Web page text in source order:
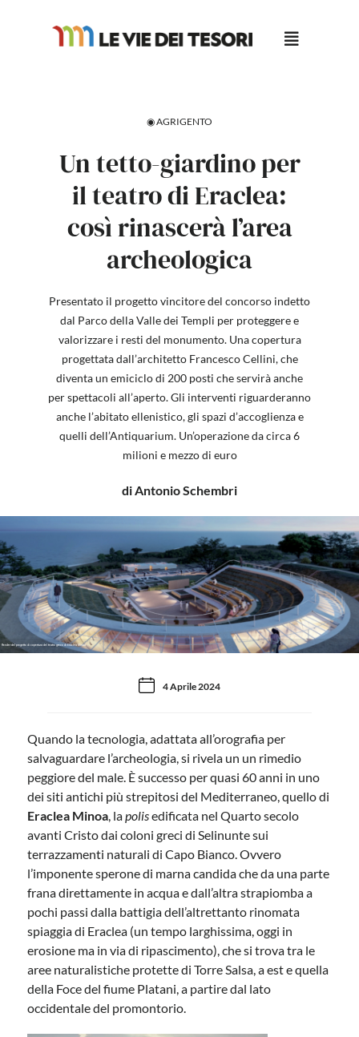
◉ AGRIGENTO
Un tetto-giardino per
il teatro di Eraclea:
così rinascerà l’area
archeologica
Presentato il progetto vincitore del concorso indetto
dal Parco della Valle dei Templi per proteggere e
valorizzare i resti del monumento. Una copertura
progettata dall’architetto Francesco Cellini, che
diventa un emiciclo di 200 posti che servirà anche
per spettacoli all’aperto. Gli interventi riguarderanno
anche l’abitato ellenistico, gli spazi d’accoglienza e
quelli dell’Antiquarium. Un’operazione da circa 6
milioni e mezzo di euro
di Antonio Schembri
Render del progetto di copertura del teatro greco di Eraclea Minoa
4 Aprile 2024
Quando la tecnologia, adattata all’orografia per
salvaguardare l’archeologia, si rivela un un rimedio
peggiore del male. È successo per quasi 60 anni in uno
dei siti antichi più strepitosi del Mediterraneo, quello di
Eraclea Minoa, lapolisedificata nel Quarto secolo
avanti Cristo dai coloni greci di Selinunte sui
terrazzamenti naturali di Capo Bianco. Ovvero
l’imponente sperone di marna candida che da una parte
frana direttamente in acqua e dall’altra strapiomba a
pochi passi dalla battigia dell’altrettanto rinomata
spiaggia di Eraclea (un tempo larghissima, oggi in
erosione ma in via di ripascimento), che si trova tra le
aree naturalistiche protette di Torre Salsa, a est e quella
della Foce del fiume Platani, a partire dal lato
occidentale del promontorio.